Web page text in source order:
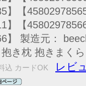
】【
】【
】 製造元：
き枕 抱きまく
込 カードOK
レビ